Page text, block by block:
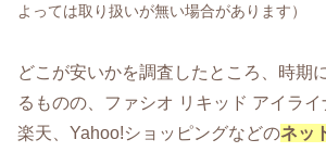
よっては取り扱いが無い場合があります）
どこが安いかを調査したところ、時期
るものの、ファシオ リキッド アイラ
楽天、Yahoo!ショッピングなどのネッ